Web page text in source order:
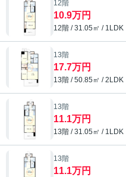
12階
10.9万円
12階 / 31.05㎡ / 1LDK
13階
17.7万円
13階 / 50.85㎡ / 2LDK
13階
11.1万円
13階 / 31.05㎡ / 1LDK
13階
11.1万円